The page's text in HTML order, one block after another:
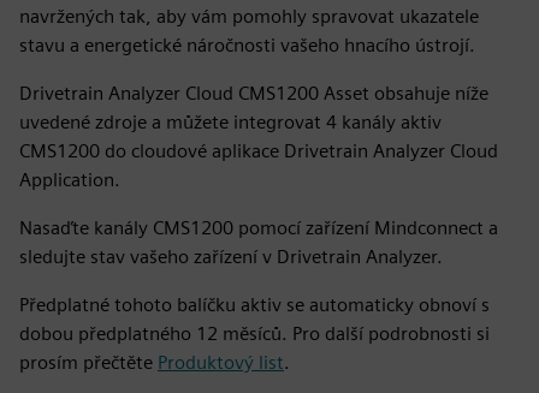
navržených tak, aby vám pomohly spravovat ukazatele
stavu a energetické náročnosti vašeho hnacího ústrojí.
Drivetrain Analyzer Cloud CMS1200 Asset obsahuje níže
uvedené zdroje a můžete integrovat 4 kanály aktiv
CMS1200 do cloudové aplikace Drivetrain Analyzer Cloud
Application.
Nasaďte kanály CMS1200 pomocí zařízení Mindconnect a
sledujte stav vašeho zařízení v Drivetrain Analyzer.
Předplatné tohoto balíčku aktiv se automaticky obnoví s
dobou předplatného 12 měsíců. Pro další podrobnosti si
prosím přečtěte Produktový list.